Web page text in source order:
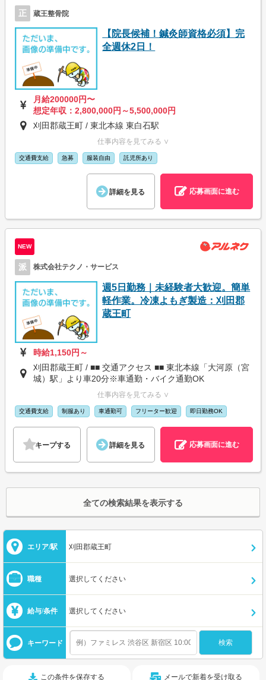
正 蔵王整骨院
【院長候補！鍼灸師資格必須】完
全週休2日！
月給200000円〜
想定年収：2,800,000円～5,500,000円
刈田郡蔵王町 / 東北本線 東白石駅
仕事内容を見てみる ∨
交通費支給 急募 服装自由 託児所あり
詳細を見る 応募画面に進む
NEW
派 株式会社テクノ・サービス
週5日勤務｜未経験者大歓迎。簡単
軽作業。冷凍よもぎ製造：刈田郡
蔵王町
時給1,150円～
刈田郡蔵王町 / ■■ 交通アクセス ■■ 東北本線「大河原（宮
城）駅」より車20分※車通勤・バイク通勤OK
仕事内容を見てみる ∨
交通費支給 制服あり 車通勤可 フリーター歓迎 即日勤務OK
キープする 詳細を見る 応募画面に進む
全ての検索結果を表示する
エリア/駅 刈田郡蔵王町
職種 選択してください
給与/条件 選択してください
キーワード
この条件を保存する メールで新着を受け取る